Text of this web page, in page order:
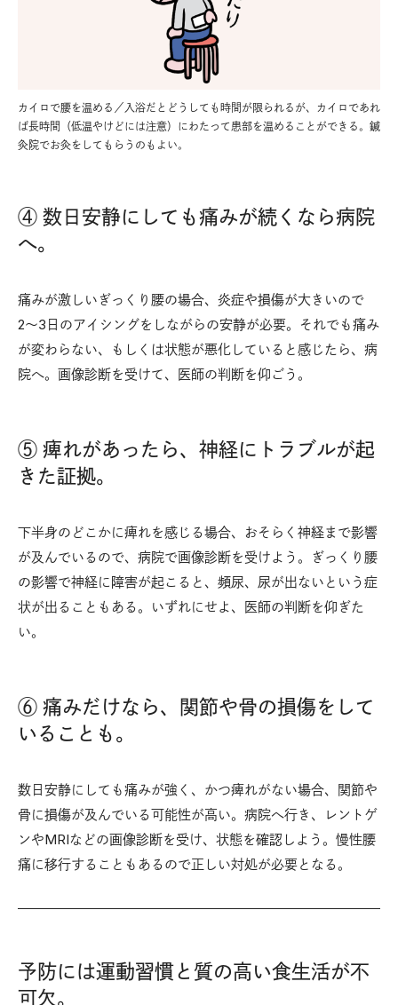
カイロで腰を温める／入浴だとどうしても時間が限られるが、カイロであれ
ば長時間（低温やけどには注意）にわたって患部を温めることができる。鍼
灸院でお灸をしてもらうのもよい。
④ 数日安静にしても痛みが続くなら病院
へ。
痛みが激しいぎっくり腰の場合、炎症や損傷が大きいので
2〜3日のアイシングをしながらの安静が必要。それでも痛み
が変わらない、もしくは状態が悪化していると感じたら、病
院へ。画像診断を受けて、医師の判断を仰ごう。
⑤ 痺れがあったら、神経にトラブルが起
きた証拠。
下半身のどこかに痺れを感じる場合、おそらく神経まで影響
が及んでいるので、病院で画像診断を受けよう。ぎっくり腰
の影響で神経に障害が起こると、頻尿、尿が出ないという症
状が出ることもある。いずれにせよ、医師の判断を仰ぎた
い。
⑥ 痛みだけなら、関節や骨の損傷をして
いることも。
数日安静にしても痛みが強く、かつ痺れがない場合、関節や
骨に損傷が及んでいる可能性が高い。病院へ行き、レントゲ
ンやMRIなどの画像診断を受け、状態を確認しよう。慢性腰
痛に移行することもあるので正しい対処が必要となる。
予防には運動習慣と質の高い食生活が不
可欠。